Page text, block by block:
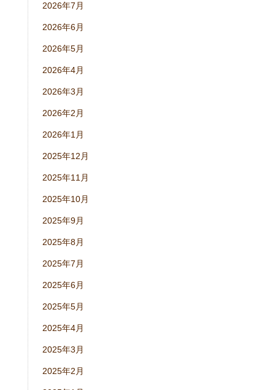
2026年7月
2026年6月
2026年5月
2026年4月
2026年3月
2026年2月
2026年1月
2025年12月
2025年11月
2025年10月
2025年9月
2025年8月
2025年7月
2025年6月
2025年5月
2025年4月
2025年3月
2025年2月